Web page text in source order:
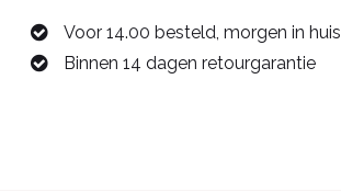
00687155
aantal
Voor 14.00 besteld, morgen in huis
Binnen 14 dagen retourgarantie